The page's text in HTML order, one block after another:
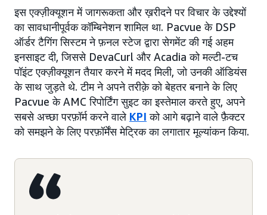
इस एक्ज़ीक्यूशन में जागरूकता और ख़रीदने पर विचार के उद्देश्यों
का सावधानीपूर्वक कॉम्बिनेशन शामिल था. Pacvue के DSP
ऑर्डर टैगिंग सिस्टम ने फ़नल स्टेज द्वारा सेगमेंट की गई अहम
इनसाइट दी, जिससे DevaCurl और Acadia को मल्टी-टच
पॉइंट एक्ज़ीक्यूशन तैयार करने में मदद मिली, जो उनकी ऑडियंस
के साथ जुड़ते थे. टीम ने अपने तरीक़े को बेहतर बनाने के लिए
Pacvue के AMC रिपोर्टिंग सुइट का इस्तेमाल करते हुए, अपने
सबसे अच्छा परफ़ॉर्म करने वाले KPI को आगे बढ़ाने वाले फ़ैक्टर
को समझने के लिए परफ़ॉर्मेंस मेट्रिक का लगातार मूल्यांकन किया.